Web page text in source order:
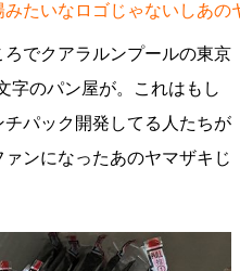
たいなロゴじゃないしあの
でクアラルンプールの東京
字のパン屋が。これはもし
パック開発してる人たちが
ンになったあのヤマザキじ